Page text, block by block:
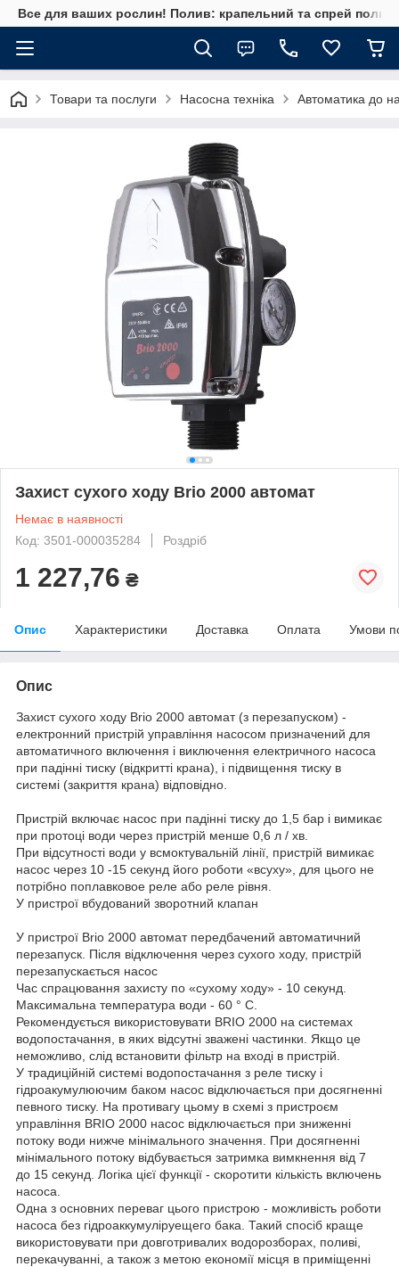
Все для ваших рослин! Полив: крапельний та спрей полив,
Товари та послуги Насосна техніка Автоматика до
Захист сухого ходу Brio 2000 автомат
Немає в наявності
Код: 3501-000035284
Роздріб
1 227,76 ₴
Опис Характеристики Доставка Оплата Умови
Опис
Захист сухого ходу Brio 2000 автомат (з перезапуском) -
електронний пристрій управління насосом призначений для
автоматичного включення і виключення електричного насоса
при падінні тиску (відкритті крана), і підвищення тиску в
системі (закриття крана) відповідно.
Пристрій включає насос при падінні тиску до 1,5 бар і вимикає
при протоці води через пристрій менше 0,6 л / хв.
При відсутності води у всмоктувальній лінії, пристрій вимикає
насос через 10 -15 секунд його роботи «всуху», для цього не
потрібно поплавковое реле або реле рівня.
У пристрої вбудований зворотний клапан
У пристрої Brio 2000 автомат передбачений автоматичний
перезапуск. Після відключення через сухого ходу, пристрій
перезапускається насос
Час спрацювання захисту по «сухому ходу» - 10 секунд.
Максимальна температура води - 60 ° С.
Рекомендується використовувати BRIO 2000 на системах
водопостачання, в яких відсутні зважені частинки. Якщо це
неможливо, слід встановити фільтр на вході в пристрій.
У традиційній системі водопостачання з реле тиску і
гідроакумулюючим баком насос відключається при досягненні
певного тиску. На противагу цьому в схемі з пристроєм
управління BRIO 2000 насос відключається при зниженні
потоку води нижче мінімального значення. При досягненні
мінімального потоку відбувається затримка вимкнення від 7
до 15 секунд. Логіка цієї функції - скоротити кількість включень
насоса.
Одна з основних переваг цього пристрою - можливість роботи
насоса без гідроаккумуліруещего бака. Такий спосіб краще
використовувати при довготривалих водорозборах, поливі,
перекачуванні, а також з метою економії місця в приміщенні